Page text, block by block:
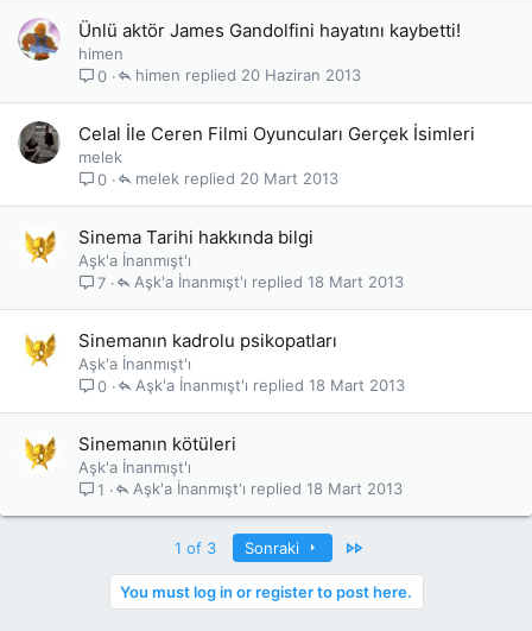
Ünlü aktör James Gandolfini hayatını kaybetti!
himen
0
20 Haziran 2013
himen
Celal İle Ceren Filmi Oyuncuları Gerçek İsimleri
melek
0
20 Mart 2013
melek
Sinema Tarihi hakkında bilgi
Aşk'a İnanmışt'ı
7
18 Mart 2013
Aşk'a İnanmışt'ı
Sinemanın kadrolu psikopatları
Aşk'a İnanmışt'ı
0
18 Mart 2013
Aşk'a İnanmışt'ı
Sinemanın kötüleri
Aşk'a İnanmışt'ı
1
18 Mart 2013
Aşk'a İnanmışt'ı
1 of 3 Sonraki Last
You must log in or register to post here.